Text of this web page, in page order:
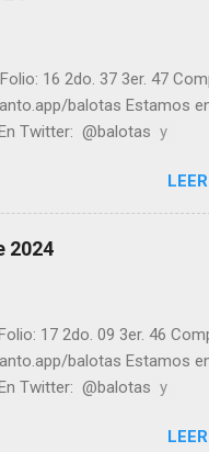
los datos que le ayudaran
16 2do. 37 3er. 47
balotas Estamos
Twitter: @balotas y
clic a: goo.gl/5Y2qt
ganaron "Buena Suerte"
para conocer los datos
2024
17 2do. 09 3er. 46
balotas Estamos
Twitter: @balotas y
clic a: goo.gl/5Y2qt